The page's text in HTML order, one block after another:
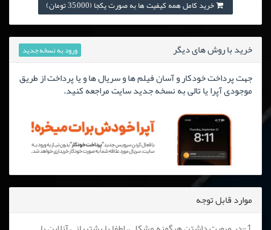
خرید کامل همه کیفیت ها به صورت یکجا (35,000 تومان)
خرید با روش های دیگر ورود به نسخه جدید
جهت پرداخت خودکار و آسان فیلم ها و سریال ها و یا پرداخت از طریق
موجودی آپرا یا تالی به نسخه جدید سایت مراجعه کنید.
موارد قابل توجه